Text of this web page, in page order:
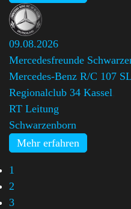
09.08.2026
Mercedesfreunde
Mercedes-Benz R/C 107
Regionalclub 34 Kassel
RT Leitung
Schwarzenborn
Mehr erfahren
1
2
3